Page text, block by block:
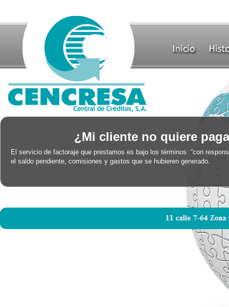
¿Mi cliente no quiere
El servicio de factoraje que prestamos es bajo los términos “con
el saldo pendiente, comisiones y gastos que se hubieren generado.